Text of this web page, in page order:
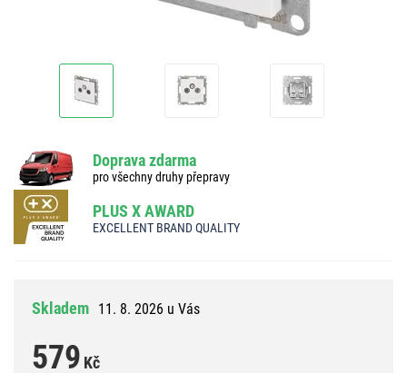
Doprava zdarma
pro všechny druhy přepravy
PLUS X AWARD
EXCELLENT BRAND QUALITY
Skladem 11. 8. 2026 u Vás
579 Kč